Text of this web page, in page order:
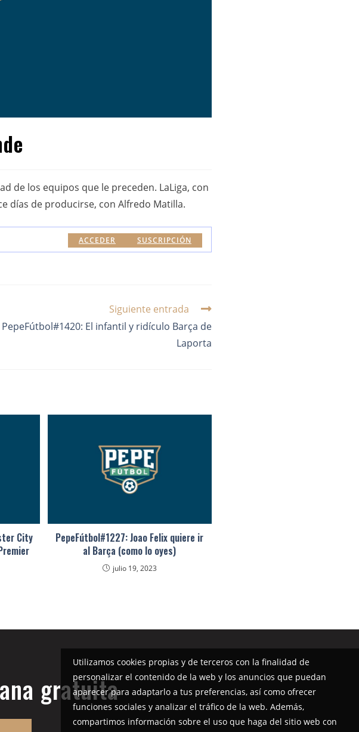
de los equipos que le preceden. LaLiga, con
días de producirse, con Alfredo Matilla.
SUSCRIPCIÓN
ACCEDER
Siguiente entrada
PepeFútbol#1420: El infantil y ridículo Barça de
Laporta
City
PepeFútbol#1227: Joao Felix quiere ir
al Barça (como lo oyes)
julio 19, 2023
gratuita
Utilizamos cookies propias y de terceros con la finalidad de
personalizar el contenido de la web y los anuncios que puedan
aparecer para adaptarlo a tus preferencias, así como ofrecer
funciones sociales y analizar el tráfico de la web. Además,
compartimos información sobre el uso que haga del sitio web con